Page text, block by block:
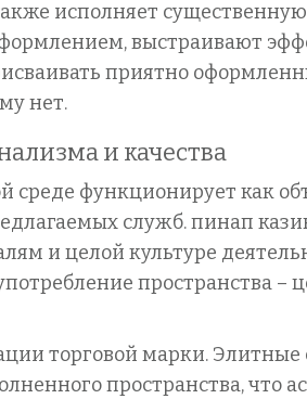
исполняет
выстраивают
приятно
нет.
и качества
среде функционирует как
служб. пинап
и целой культуре
пространства
торговой марки.
пространства, что